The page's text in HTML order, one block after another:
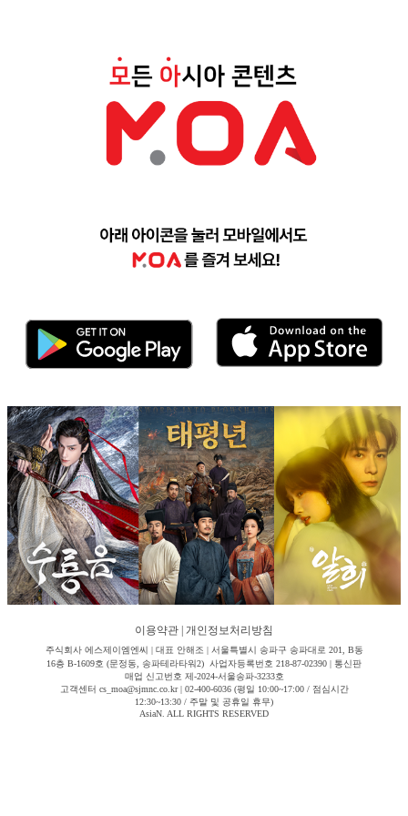
이용약관 개인정보처리방침
주식회사 에스제이엠엔씨 | 대표 안해조 | 서울특별시 송파구 송파대로 201, B동
16층 B-1609호 (문정동, 송파테라타워2) 사업자등록번호 218-87-02390 | 통신판
매업 신고번호 제-2024-서울송파-3233호
고객센터 cs_moa@sjmnc.co.kr | 02-400-6036 (평일 10:00~17:00 / 점심시간
12:30~13:30 / 주말 및 공휴일 휴무)
AsiaN. ALL RIGHTS RESERVED